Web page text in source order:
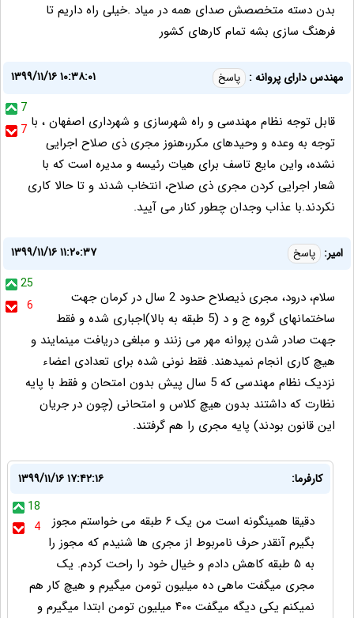
بدن دسته متخصصش صدای همه در میاد .خیلی راه داریم تا
فرهنگ سازی بشه تمام کارهای کشور
مهندس دارای پروانه : پاسخ
۱۳۹۹/۱۱/۱۶ ۱۰:۳۸:۰۱
7
7 قابل توجه نظام مهندسی و راه شهرسازی و شهرداری اصفهان ، با
توجه به وعده و وحیدهای مکرر،هنوز مجری ذی صلاح اجرایی
نشده، واین مایع تاسف برای هیات رئیسه و مدیره است که با
شعار اجرایی کردن مجری ذی صلاح، انتخاب شدند و تا حالا کاری
نکردند.با عذاب وجدان چطور کنار می آیید.
امیر: پاسخ
۱۳۹۹/۱۱/۱۶ ۱۱:۲۰:۳۷
25
6
سلام، درود، مجری ذیصلاح حدود 2 سال در کرمان جهت
ساختمانهای گروه ج و د (5 طبقه به بالا)اجباری شده و فقط
جهت صادر شدن پروانه مهر می زنند و مبلغی دریافت مینمایند و
هیچ کاری انجام نمیدهند. فقط نونی شده برای تعدادی اعضاء
نزدیک نظام مهندسی که 5 سال پیش بدون امتحان و فقط با پایه
نظارت که داشتند بدون هیچ کلاس و امتحانی (چون در جریان
این قانون بودند) پایه مجری را هم گرفتند.
کارفرما:
۱۳۹۹/۱۱/۱۶ ۱۷:۴۲:۱۶
18
4
دقیقا همینگونه است من یک ۶ طبقه می خواستم مجوز
بگیرم آنقدر حرف نامربوط از مجری ها شنیدم که مجوز را
به ۵ طبقه کاهش دادم و خیال خود را راحت کردم. یک
مجری میگفت ماهی ده میلیون تومن میگیرم و هیچ کار هم
نمیکنم یکی دیگه میگفت ۴۰۰ میلیون تومن ابتدا میگیرم و